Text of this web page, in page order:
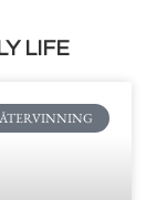
LIFE
ÅTERVINNING